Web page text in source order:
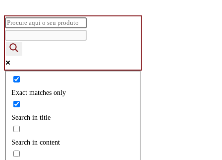
Exact matches only
Search in title
Search in content